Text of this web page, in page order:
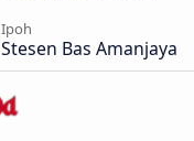
Ipoh
Stesen Bas Amanjaya